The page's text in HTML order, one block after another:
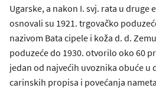
Ugarske, a nakon I. svj. rata u druge
osnovali su 1921. trgovačko
nazivom Bata cipele i koža d. d.
poduzeće do 1930. otvorilo oko 60
jedan od najvećih uvoznika obuće u
carinskih propisa i povećanja